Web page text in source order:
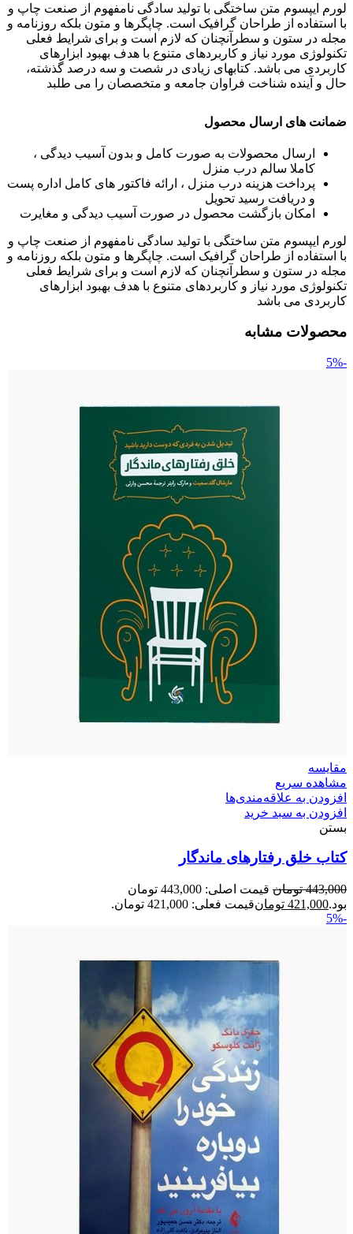
لورم ایپسوم متن ساختگی با تولید سادگی نامفهوم از صنعت چاپ و
با استفاده از طراحان گرافیک است. چاپگرها و متون بلکه روزنامه و
مجله در ستون و سطرآنچنان که لازم است و برای شرایط فعلی
تکنولوژی مورد نیاز و کاربردهای متنوع با هدف بهبود ابزارهای
کاربردی می باشد. کتابهای زیادی در شصت و سه درصد گذشته،
حال و آینده شناخت فراوان جامعه و متخصصان را می طلبد
ضمانت های ارسال محصول
ارسال محصولات به صورت کامل و بدون آسیب دیدگی ،
کاملا سالم درب منزل
پرداخت هزینه درب منزل ، ارائه فاکتور های کامل اداره پست
و دریافت رسید تحویل
امکان بازگشت محصول در صورت آسیب دیدگی و مغایرت
لورم ایپسوم متن ساختگی با تولید سادگی نامفهوم از صنعت چاپ و
با استفاده از طراحان گرافیک است. چاپگرها و متون بلکه روزنامه و
مجله در ستون و سطرآنچنان که لازم است و برای شرایط فعلی
تکنولوژی مورد نیاز و کاربردهای متنوع با هدف بهبود ابزارهای
کاربردی می باشد
محصولات مشابه
-5%
مقایسه
مشاهده سریع
افزودن به علاقه‌مندی‌ها
افزودن به سبد خرید
بستن
کتاب خلق رفتارهای ماندگار
443,000 تومان
قیمت اصلی: 443,000 تومان
بود.421,000 تومانقیمت فعلی: 421,000 تومان.
-5%